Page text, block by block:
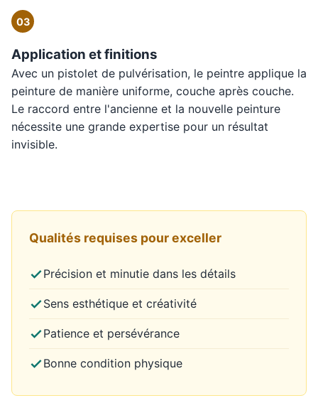
03
Application et finitions
Avec un pistolet de pulvérisation, le peintre applique la
peinture de manière uniforme, couche après couche.
Le raccord entre l'ancienne et la nouvelle peinture
nécessite une grande expertise pour un résultat
invisible.
Qualités requises pour exceller
Précision et minutie dans les détails
Sens esthétique et créativité
Patience et persévérance
Bonne condition physique